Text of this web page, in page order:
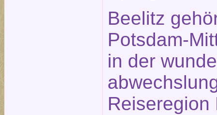
Beelitz
Potsdam-
in der
Reiseregion